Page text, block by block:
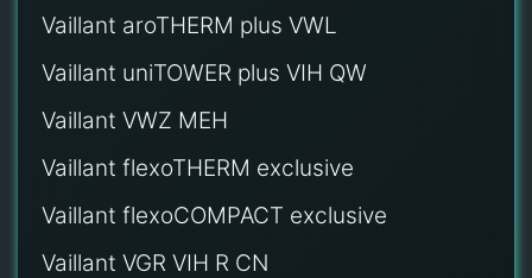
Vaillant aroTHERM plus VWL
Vaillant uniTOWER plus VIH QW
Vaillant VWZ MEH
Vaillant flexoTHERM exclusive
Vaillant flexoCOMPACT exclusive
Vaillant VGR VIH R CN